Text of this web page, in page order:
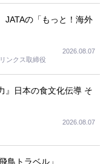
JATAの「もっと！海外
ンクス取締役
2026.08.07
日本の食文化伝導 そ
2026.08.07
鳥トラベル」